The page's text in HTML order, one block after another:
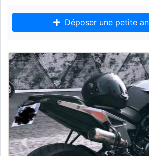
Déposer une petite
Previous